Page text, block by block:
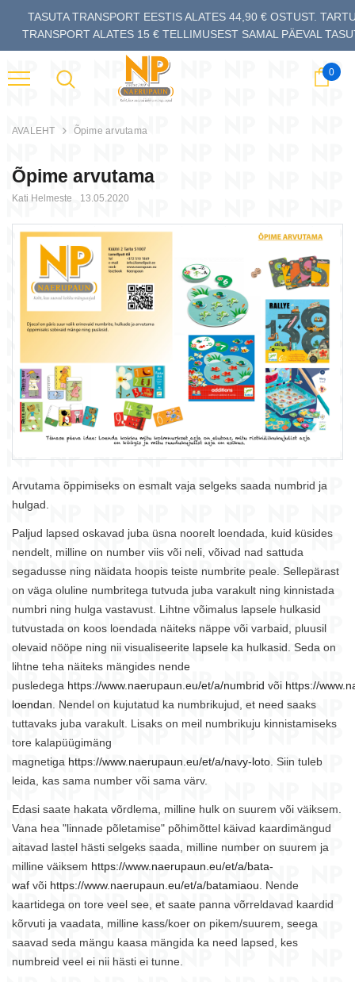
0
TASUTA TRANSPORT EESTIS ALATES 44,90 € OSTUST.
TRANSPORT ALATES 15 € TELLIMUSEST SAMAL PÄEVAL
AVALEHT Õpime arvutama
Õpime arvutama
Kati Helmeste 13.05.2020
Arvutama õppimiseks on esmalt vaja selgeks saada numbrid ja
hulgad.
Paljud lapsed oskavad juba üsna noorelt loendada, kuid küsides
nendelt, milline on number viis või neli, võivad nad sattuda
segadusse ning näidata hoopis teiste numbrite peale. Sellepärast
on väga oluline numbritega tutvuda juba varakult ning kinnistada
numbri ning hulga vastavust. Lihtne võimalus lapsele hulkasid
tutvustada on koos loendada näiteks näppe või varbaid, pluusil
olevaid nööpe ning nii visualiseerite lapsele ka hulkasid. Seda on
lihtne teha näiteks mängides nende
pusledega https://www.naerupaun.eu/et/a/numbrid või https://
loendan . Nendel on kujutatud ka numbrikujud, et need saaks
tuttavaks juba varakult. Lisaks on meil numbrikuju kinnistamiseks
tore kalapüügimäng
magnetiga https://www.naerupaun.eu/et/a/navy-loto . Siin tuleb
leida, kas sama number või sama värv.
Edasi saate hakata võrdlema, milline hulk on suurem või väiksem.
Vana hea "linnade põletamise" põhimõttel käivad kaardimängud
aitavad lastel hästi selgeks saada, milline number on suurem ja
milline väiksem https://www.naerupaun.eu/et/a/bata-
waf või https://www.naerupaun.eu/et/a/batamiaou . Nende
kaartidega on tore veel see, et saate panna võrreldavad kaardid
kõrvuti ja vaadata, milline kass/koer on pikem/suurem, seega
saavad seda mängu kaasa mängida ka need lapsed, kes
numbreid veel ei nii hästi ei tunne.
Lisa korvi
Batamiaou - kaardimäng
(3+)
9,50 €